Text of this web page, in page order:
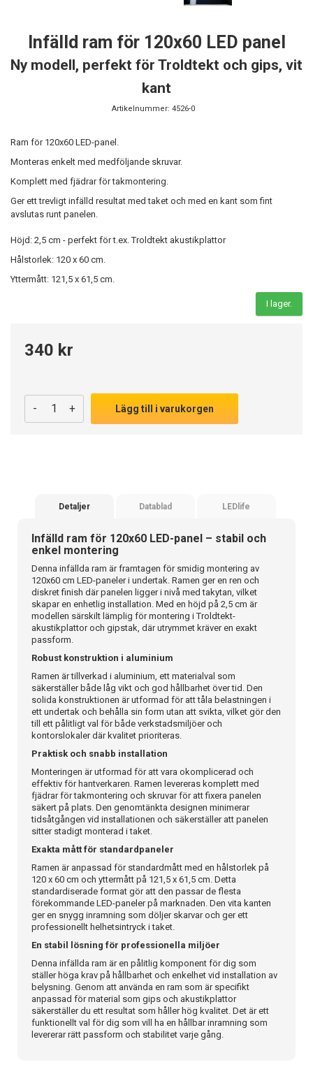
Infälld ram för 120x60 LED panel
Ny modell, perfekt för Troldtekt och gips, vit
kant
Artikelnummer: 4526-0
Ram för 120x60 LED-panel.
Monteras enkelt med medföljande skruvar.
Komplett med fjädrar för takmontering.
Ger ett trevligt infälld resultat med taket och med en kant som fint
avslutas runt panelen.
Höjd: 2,5 cm - perfekt för t.ex. Troldtekt akustikplattor
Hålstorlek: 120 x 60 cm.
Yttermått: 121,5 x 61,5 cm.
I lager.
340 kr
- + Lägg till i varukorgen
Detaljer Datablad LEDlife
Infälld ram för 120x60 LED-panel – stabil och
enkel montering
Denna infällda ram är framtagen för smidig montering av
120x60 cm LED-paneler i undertak. Ramen ger en ren och
diskret finish där panelen ligger i nivå med takytan, vilket
skapar en enhetlig installation. Med en höjd på 2,5 cm är
modellen särskilt lämplig för montering i Troldtekt-
akustikplattor och gipstak, där utrymmet kräver en exakt
passform.
Robust konstruktion i aluminium
Ramen är tillverkad i aluminium, ett materialval som
säkerställer både låg vikt och god hållbarhet över tid. Den
solida konstruktionen är utformad för att tåla belastningen i
ett undertak och behålla sin form utan att svikta, vilket gör den
till ett pålitligt val för både verkstadsmiljöer och
kontorslokaler där kvalitet prioriteras.
Praktisk och snabb installation
Monteringen är utformad för att vara okomplicerad och
effektiv för hantverkaren. Ramen levereras komplett med
fjädrar för takmontering och skruvar för att fixera panelen
säkert på plats. Den genomtänkta designen minimerar
tidsåtgången vid installationen och säkerställer att panelen
sitter stadigt monterad i taket.
Exakta mått för standardpaneler
Ramen är anpassad för standardmått med en hålstorlek på
120 x 60 cm och yttermått på 121,5 x 61,5 cm. Detta
standardiserade format gör att den passar de flesta
förekommande LED-paneler på marknaden. Den vita kanten
ger en snygg inramning som döljer skarvar och ger ett
professionellt helhetsintryck i taket.
En stabil lösning för professionella miljöer
Denna infällda ram är en pålitlig komponent för dig som
ställer höga krav på hållbarhet och enkelhet vid installation av
belysning. Genom att använda en ram som är specifikt
anpassad för material som gips och akustikplattor
säkerställer du ett resultat som håller hög kvalitet. Det är ett
funktionellt val för dig som vill ha en hållbar inramning som
levererar rätt passform och stabilitet varje gång.